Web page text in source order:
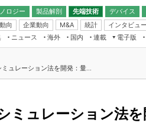
ロジー 製品解剖
先端技術
デバイス
ログ
コン
向
企業動向 M&A 統計 インタビュー
フィジカルAI
読者調査（EE Times
ニュース 海外 国内
連載
バイス通信
界スコープ
電子版
子ブックレット
ュレーション法を開発：量...
ミュレーション法を